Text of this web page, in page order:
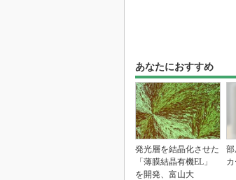
あなたにおすすめ
発光層を結晶化させた
「薄膜結晶有機EL」
を開発、富山大
部